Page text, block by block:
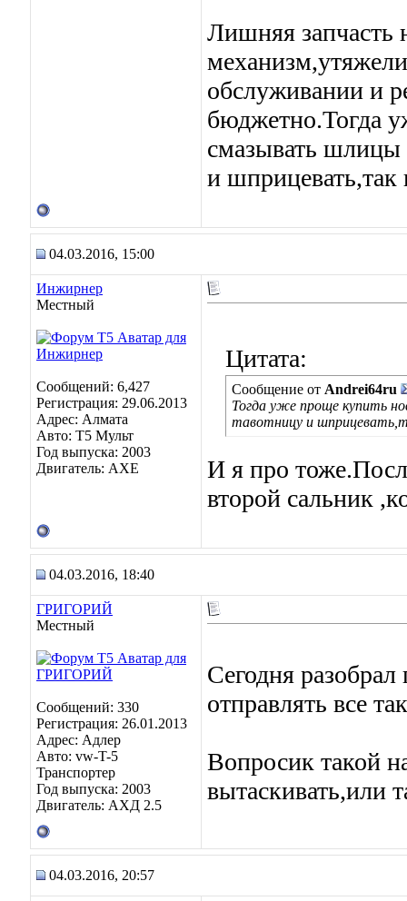
Лишняя запчасть
обслуживании и
бюджетно.Тогда
смазывать шлицы
и шприцевать,так
04.03.2016, 15:00
Инжирнер
Местный
Сообщений: 6,427
Регистрация: 29.06.2013
Адрес: Алмата
Авто: Т5 Мульт
Год выпуска: 2003
Двигатель: АХЕ
Цитата:
Сообщение от Andrei64ru
Тогда уже проще купить
тавотницу и
И я про
второй сальник
04.03.2016, 18:40
ГРИГОРИЙ
Местный
Сообщений: 330
Регистрация: 26.01.2013
Адрес: Адлер
Авто: vw-T-5
Транспортер
Год выпуска: 2003
Двигатель: АХД 2.5
Сегодня
отправлять все
Вопросик такой
вытаскивать,или
04.03.2016, 20:57